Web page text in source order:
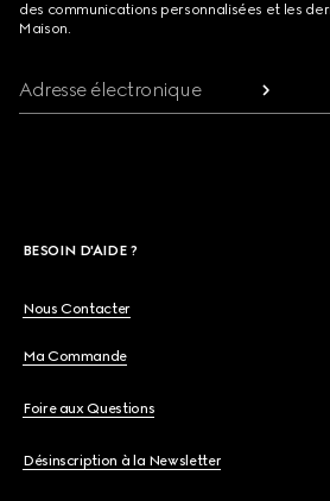
des communications personnalisées et les
Maison.
Adresse électronique
BESOIN D'AIDE ?
Nous Contacter
Ma Commande
Foire aux Questions
Désinscription à la Newsletter